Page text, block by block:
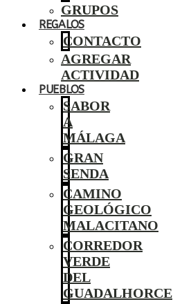
GRUPOS
REGALOS
CONTACTO
AGREGAR
ACTIVIDAD
PUEBLOS
SABOR
A
MÁLAGA
GRAN
SENDA
CAMINO
GEOLÓGICO
MALACITANO
CORREDOR
VERDE
DEL
GUADALHORCE